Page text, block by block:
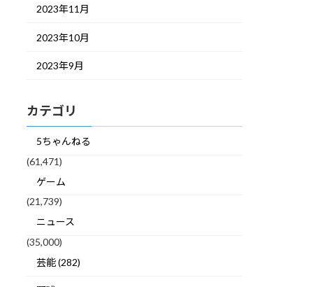
2023年11月
2023年10月
2023年9月
カテゴリ
5ちゃんねる
(61,471)
ゲーム
(21,739)
ニュース
(35,000)
芸能 (282)